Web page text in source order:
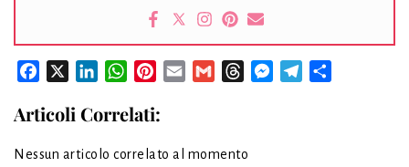
Facebook LinkedInWhatsAppPinterest
Email Gmail ThreadsMessenger
Telegram
Articoli Correlati:
Nessun articolo correlato al momento